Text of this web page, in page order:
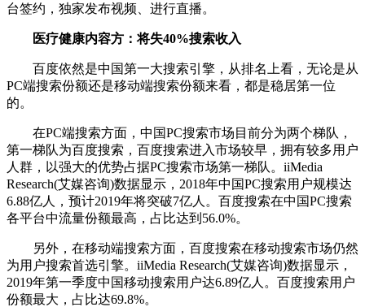
台签约，独家发布视频、进行直播。
医疗健康内容方：将失40%搜索收入
百度依然是中国第一大搜索引擎，从排名上看，无论是从
PC端搜索份额还是移动端搜索份额来看，都是稳居第一位
的。
在PC端搜索方面，中国PC搜索市场目前分为两个梯队，
第一梯队为百度搜索，百度搜索进入市场较早，拥有较多用户
人群，以强大的优势占据PC搜索市场第一梯队。iiMedia
Research(艾媒咨询)数据显示，2018年中国PC搜索用户规模达
6.88亿人，预计2019年将突破7亿人。百度搜索在中国PC搜索
各平台中流量份额最高，占比达到56.0%。
另外，在移动端搜索方面，百度搜索在移动搜索市场仍然
为用户搜索首选引擎。iiMedia Research(艾媒咨询)数据显示，
2019年第一季度中国移动搜索用户达6.89亿人。百度搜索用户
份额最大，占比达69.8%。